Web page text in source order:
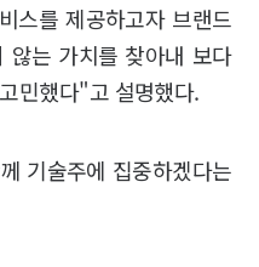
스를 제공하고자 브랜드
는 가치를 찾아내 보다
민했다"고 설명했다.
기술주에 집중하겠다는